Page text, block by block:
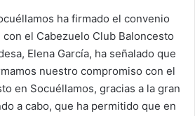
ha firmado el convenio
el Cabezuelo Club Baloncesto
Elena García, ha señalado que
nuestro compromiso con el
en Socuéllamos, gracias a la gran
a cabo, que ha permitido que en